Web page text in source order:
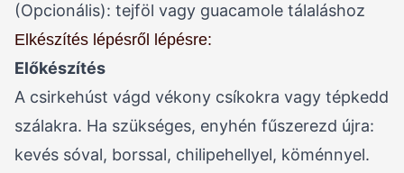
(Opcionális): tejföl vagy guacamole tálaláshoz
Elkészítés lépésről lépésre:
Előkészítés
A csirkehúst vágd vékony csíkokra vagy tépkedd
szálakra. Ha szükséges, enyhén fűszerezd újra:
kevés sóval, borssal, chilipehellyel, köménnyel.